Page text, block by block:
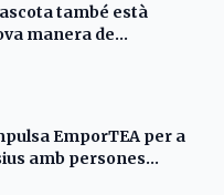
també està
manera de
record
EmporTEA per a
amb persones